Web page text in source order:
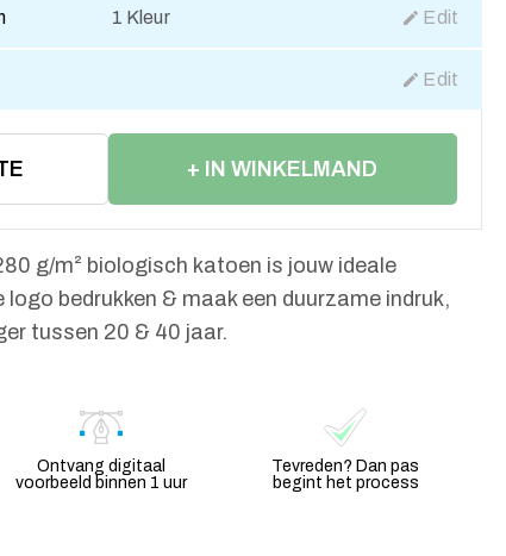
1 Kleur Edit
Edit
+ IN WINKELMAND
g/m² biologisch katoen is jouw ideale
bedrukken & maak een duurzame indruk,
tussen 20 & 40 jaar.
Ontvang digitaal
voorbeeld binnen 1 uur
Tevreden? Dan pas
begint het process